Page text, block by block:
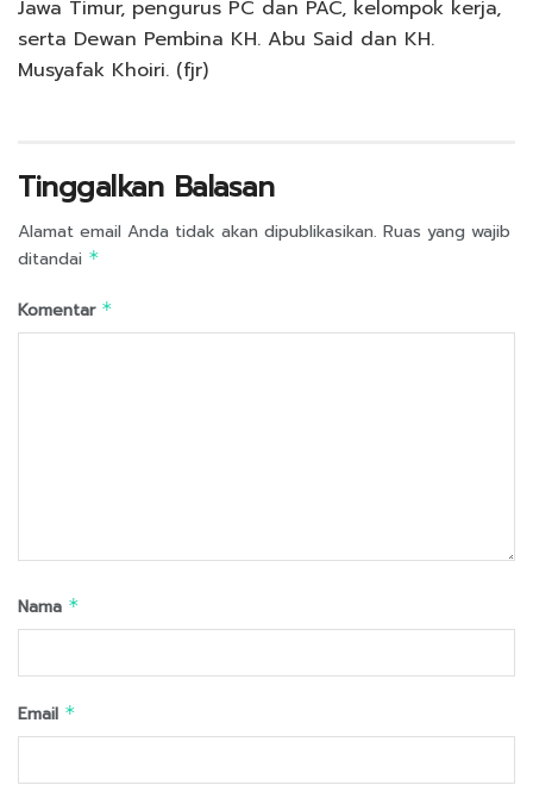
Jawa Timur, pengurus PC dan PAC, kelompok kerja,
serta Dewan Pembina KH. Abu Said dan KH.
Musyafak Khoiri. (fjr)
Tinggalkan Balasan
Alamat email Anda tidak akan dipublikasikan. Ruas yang wajib
ditandai *
Komentar *
Nama *
Email *